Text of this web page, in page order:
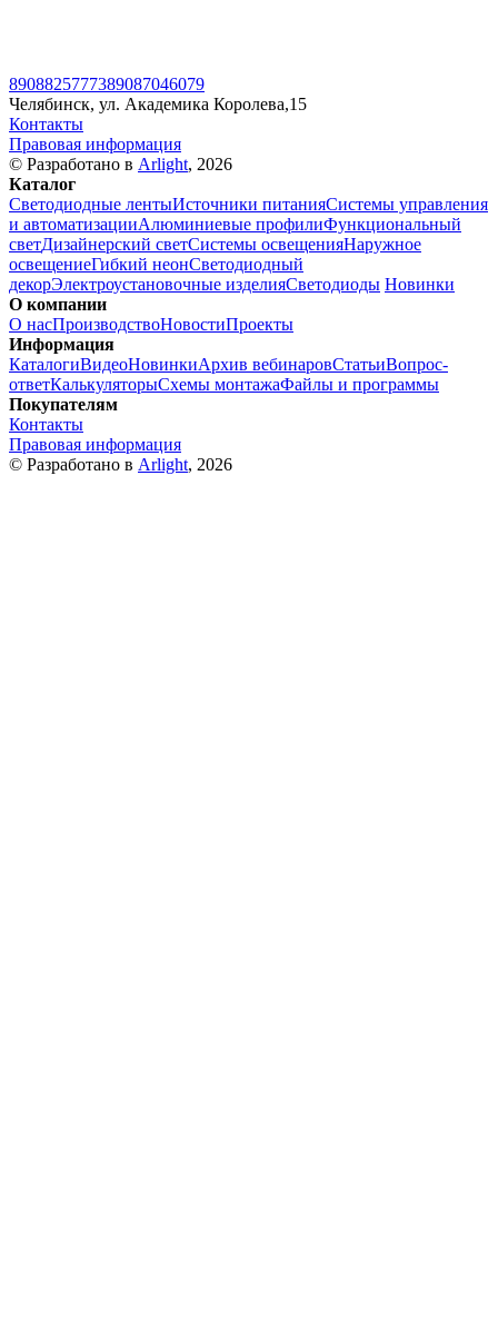
8908825777389087046079
Челябинск, ул. Академика Королева,15
Контакты
Правовая информация
© Разработано в Arlight, 2026
Каталог
Светодиодные лентыИсточники питанияСистемы управления
и автоматизацииАлюминиевые профилиФункциональный
светДизайнерский светСистемы освещенияНаружное
освещениеГибкий неонСветодиодный
декорЭлектроустановочные изделияСветодиоды Новинки
О компании
О насПроизводствоНовостиПроекты
Информация
КаталогиВидеоНовинкиАрхив вебинаровСтатьиВопрос-
ответКалькуляторыСхемы монтажаФайлы и программы
Покупателям
Контакты
Правовая информация
© Разработано в Arlight, 2026